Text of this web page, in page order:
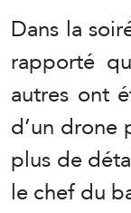
Dans la
rapporté
autres ont
d’un drone
plus de
le chef du